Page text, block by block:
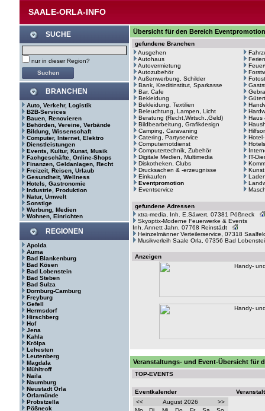
SAALE-ORLA-INFO
SUCHE
nur in dieser Region?
BRANCHEN
Auto, Verkehr, Logistik
B2B-Services
Bauen, Renovieren
Behörden, Vereine, Verbände
Bildung, Wissenschaft
Computer, Internet, Elektro
Dienstleistungen
Events, Kultur, Kunst, Musik
Fachgeschäfte, Online-Shops
Finanzen, Geldanlagen, Recht
Freizeit, Reisen, Urlaub
Gesundheit, Wellness
Hotels, Gastronomie
Industrie, Produktion
Natur, Umwelt
Sonstige
Werbung, Medien
Wohnen, Einrichten
REGIONEN
Apolda
Auma
Bad Blankenburg
Bad Kösen
Bad Lobenstein
Bad Steben
Bad Sulza
Dornburg-Camburg
Freyburg
Gefell
Hermsdorf
Hirschberg
Hof
Jena
Kahla
Krölpa
Lehesten
Leutenberg
Magdala
Mühltroff
Naila
Naumburg
Neustadt Orla
Orlamünde
Probstzella
Pößneck
Übersicht für den Bereich
gefundene Branchen
Ausgehen
Autohaus
Autovermietung
Autozubehör
Außenwerbung, Schilder
Bank, Kreditinstitut, Sparkasse
Bar, Cafe
Bekleidung
Bekleidung, Textilien
Beleuchtung, Lampen, Licht
Beratung (Recht,Wirtsch.,Geld)
Bildbearbeitung, Grafikdesign
Camping, Caravaning
Catering, Partyservice
Computernotdienst
Computertechnik, Zubehör
Digitale Medien, Multimedia
Diskotheken, Clubs
Drucksachen & -erzeugnisse
Einkaufen
Eventpromotion
Eventservice
Haus
IT-
Kunst
gefundene Adressen
xtra-media, Inh. E.Säwert, 07381 Pößneck
Skyoptix-Moderne Feuerwerke & Events
Inh. Annett Jahn, 07768 Reinstädt
Heinzelmänner Verteilerservice, 07318
Musikverleih Saale Orla, 07356 Bad
Anzeigen
Veranstaltungs- und Event-Übersicht für
TOP-EVENTS
Eventkalender
<<
August 2026
>>